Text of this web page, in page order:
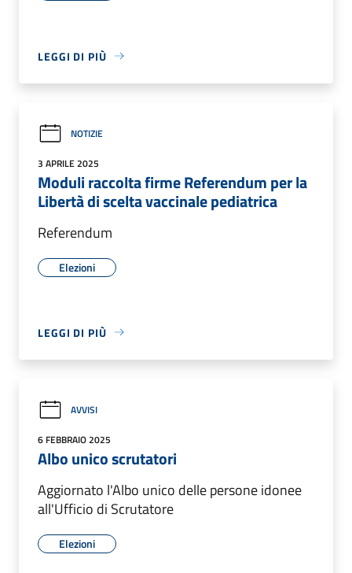
LEGGI DI PIÙ
NOTIZIE
3 APRILE 2025
Moduli raccolta firme Referendum per la
Libertà di scelta vaccinale pediatrica
Referendum
Elezioni
LEGGI DI PIÙ
AVVISI
6 FEBBRAIO 2025
Albo unico scrutatori
Aggiornato l'Albo unico delle persone idonee
all'Ufficio di Scrutatore
Elezioni